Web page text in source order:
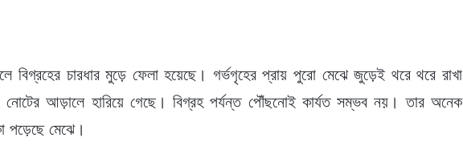
বিগ্রহের চারধার মুড়ে ফেলা হয়েছে। গর্ভগৃহের প্রায় পুরো মেঝে জুড়েই থরে থরে রাখা
নোটের আড়ালে হারিয়ে গেছে। বিগ্রহ পর্যন্ত পৌঁছনোই কার্যত সম্ভব নয়। তার অনেক
পড়েছে মেঝে।